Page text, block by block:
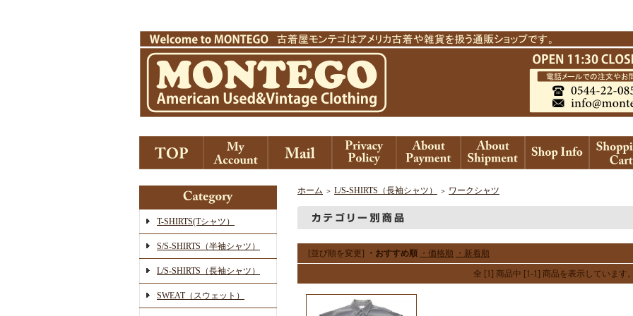
T-SHIRTS(Tシャツ）
S/S-SHIRTS（半袖シャツ）
L/S-SHIRTS（長袖シャツ）
SWEAT（スウェット）
ホーム ＞ L/S-SHIRTS（長袖シャツ） ＞ ワークシャツ
[並び順を変更] ・おすすめ順 ・価格順 ・新着順
全 [1] 商品中 [1-1] 商品を表示しています